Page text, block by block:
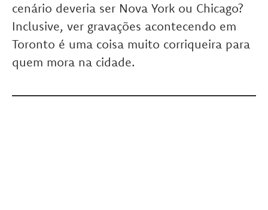
cenário deveria ser Nova York ou Chicago?
Inclusive, ver gravações acontecendo em
Toronto é uma coisa muito corriqueira para
quem mora na cidade.